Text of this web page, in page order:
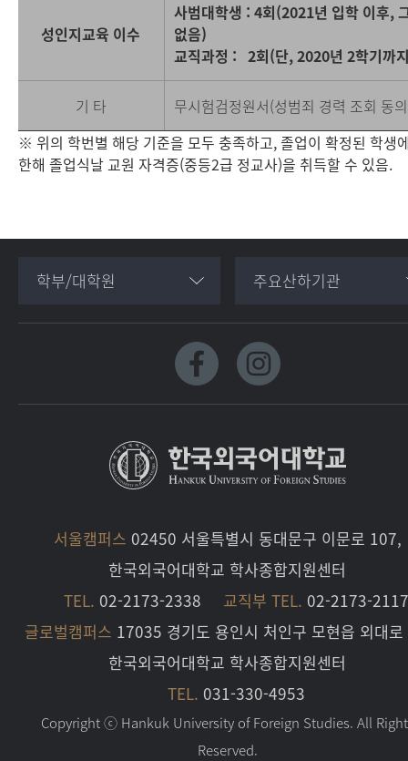
성인지교육 이수
사범대학생 : 4회(2021년 입학 이후,
없음)
교직과정 : 2회(단, 2020년 2학기까
기 타
무시험검정원서(성범죄 경력 조회 동
※ 위의 학번별 해당 기준을 모두 충족하고, 졸업이 확정된 학생
한해 졸업식날 교원 자격증(중등2급 정교사)을 취득할 수 있음.
학부/대학원 주요산하기관
서울캠퍼스 02450 서울특별시 동대문구 이문로 107,
한국외국어대학교 학사종합지원센터
TEL. 02-2173-2338 교직부 TEL. 02-2173-
글로벌캠퍼스 17035 경기도 용인시 처인구 모현읍 외대
한국외국어대학교 학사종합지원센터
TEL. 031-330-4953
Copyright ⓒ Hankuk University of Foreign Studies. All
Reserved.